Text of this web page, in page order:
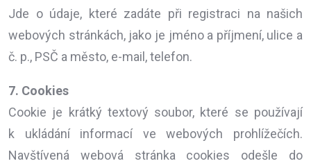
Jde o údaje, které zadáte při registraci na našich
webových stránkách, jako je jméno a příjmení, ulice a
č. p., PSČ a město, e-mail, telefon.
7. Cookies
Cookie je krátký textový soubor, které se používají
k ukládání informací ve webových prohlížečích.
Navštívená webová stránka cookies odešle do